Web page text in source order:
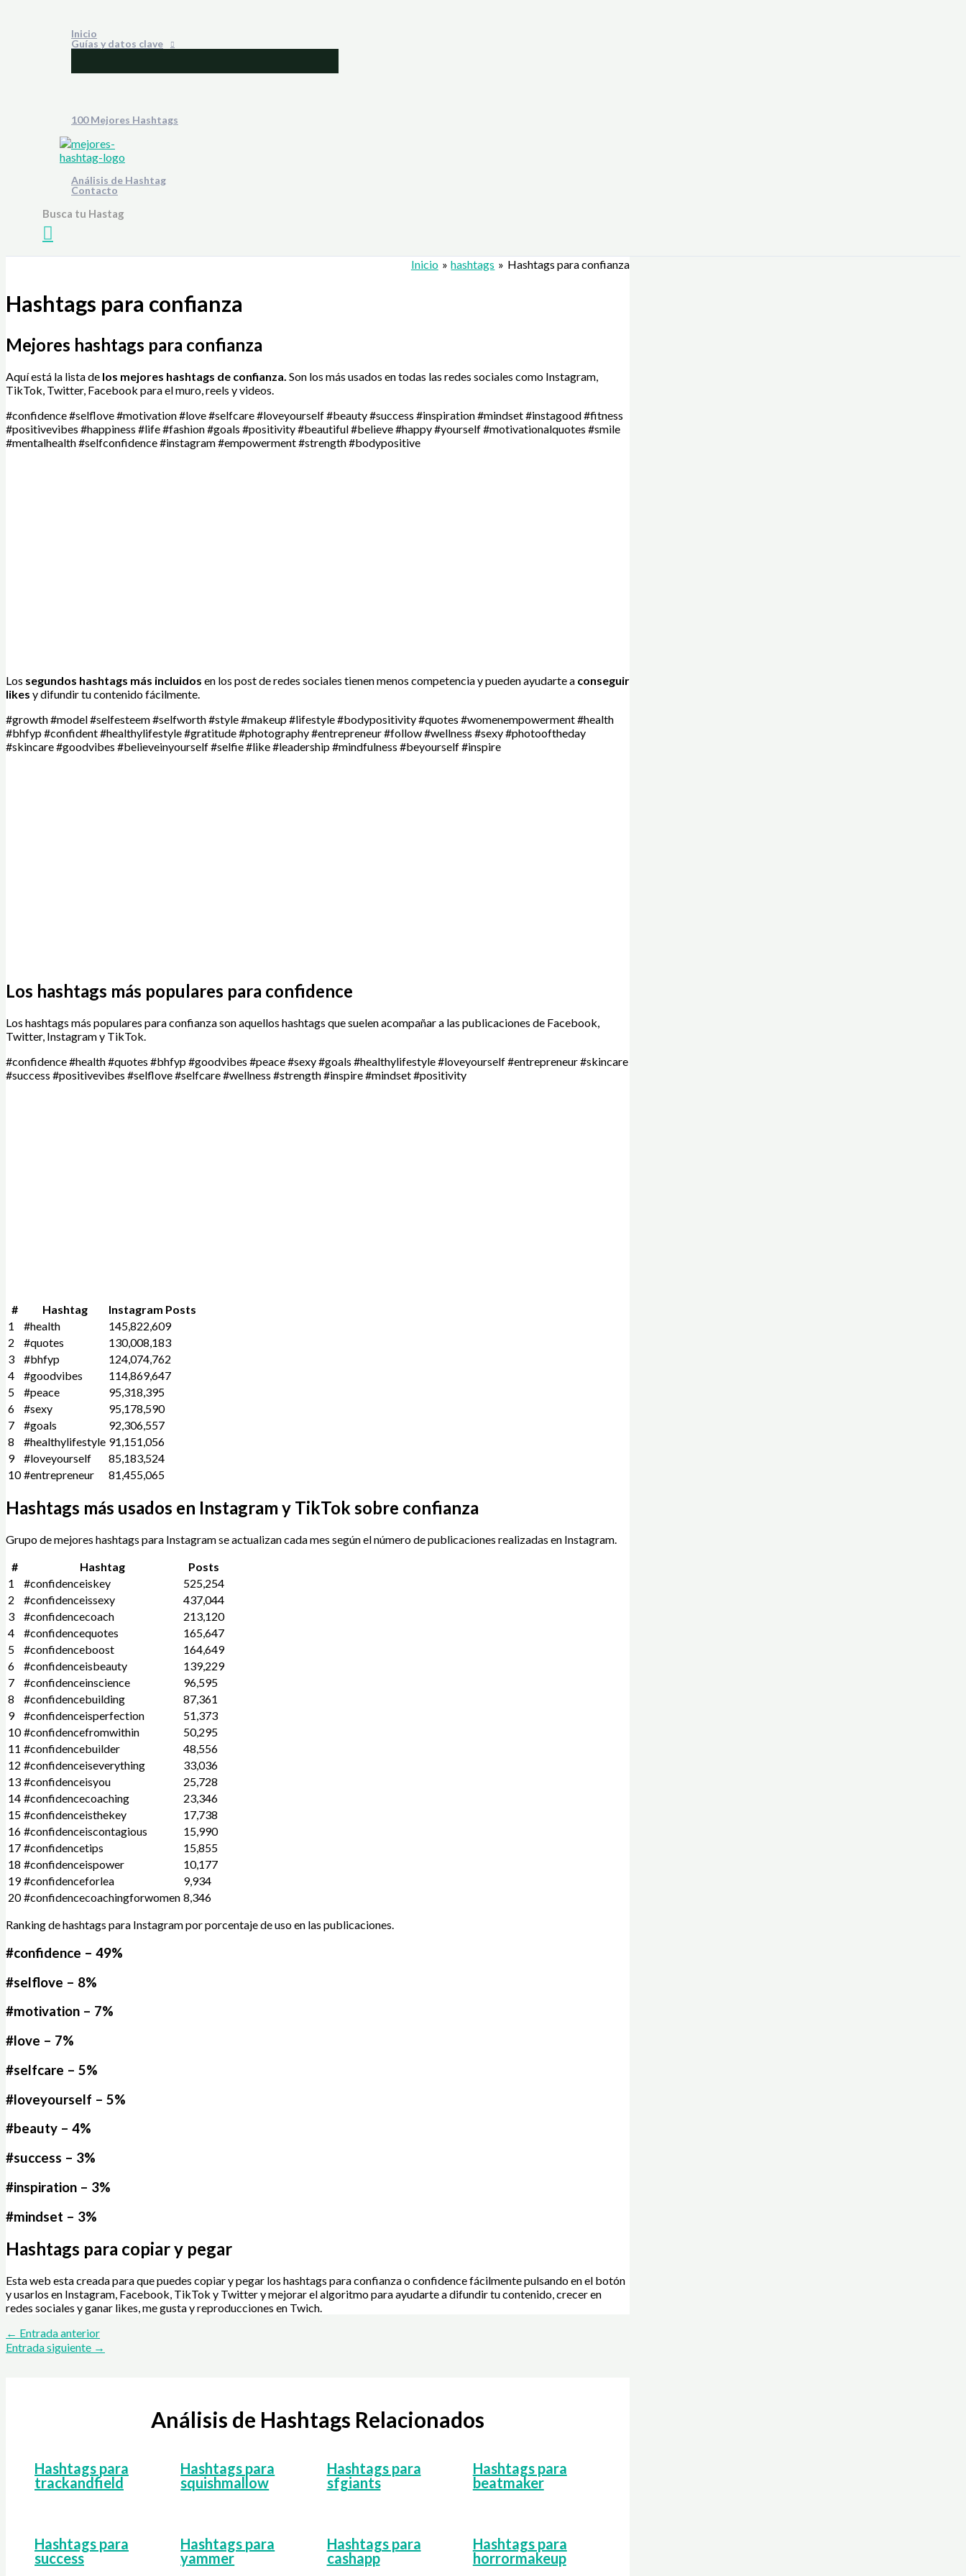
Inicio
Guías y datos clave
100 Mejores Hashtags
Análisis de Hashtag
Contacto
Busca tu Hastag
Buscar
Inicio hashtags Hashtags para confianza
Hashtags para confianza
Mejores hashtags para confianza
Aquí está la lista de los mejores hashtags de confianza. Son los más usados en todas las redes sociales como Instagram,
TikTok, Twitter, Facebook para el muro, reels y videos.
#confidence #selflove #motivation #love #selfcare #loveyourself #beauty #success #inspiration #mindset #instagood #fitness
#positivevibes #happiness #life #fashion #goals #positivity #beautiful #believe #happy #yourself #motivationalquotes #smile
#mentalhealth #selfconfidence #instagram #empowerment #strength #bodypositive
Los segundos hashtags más incluidos en los post de redes sociales tienen menos competencia y pueden ayudarte a conseguir
likes y difundir tu contenido fácilmente.
#growth #model #selfesteem #selfworth #style #makeup #lifestyle #bodypositivity #quotes #womenempowerment #health
#bhfyp #confident #healthylifestyle #gratitude #photography #entrepreneur #follow #wellness #sexy #photooftheday
#skincare #goodvibes #believeinyourself #selfie #like #leadership #mindfulness #beyourself #inspire
Los hashtags más populares para confidence
Los hashtags más populares para confianza son aquellos hashtags que suelen acompañar a las publicaciones de Facebook,
Twitter, Instagram y TikTok.
#confidence #health #quotes #bhfyp #goodvibes #peace #sexy #goals #healthylifestyle #loveyourself #entrepreneur #skincare
#success #positivevibes #selflove #selfcare #wellness #strength #inspire #mindset #positivity
# Hashtag
Instagram Posts
1
#health
145,822,609
2
#quotes
130,008,183
3
#bhfyp
124,074,762
4
#goodvibes
114,869,647
5
#peace
95,318,395
6
#sexy
95,178,590
7
#goals
92,306,557
8
#healthylifestyle 91,151,056
9
#loveyourself
85,183,524
10 #entrepreneur 81,455,065
Hashtags más usados en Instagram y TikTok sobre confianza
Grupo de mejores hashtags para Instagram se actualizan cada mes según el número de publicaciones realizadas en Instagram.
#
Hashtag
Posts
1
#confidenceiskey
525,254
2
#confidenceissexy
437,044
3
#confidencecoach
213,120
4
#confidencequotes
165,647
5
#confidenceboost
164,649
6
#confidenceisbeauty
139,229
7
#confidenceinscience
96,595
8
#confidencebuilding
87,361
9
#confidenceisperfection
51,373
10 #confidencefromwithin
50,295
11 #confidencebuilder
48,556
12 #confidenceiseverything
33,036
13 #confidenceisyou
25,728
14 #confidencecoaching
23,346
15 #confidenceisthekey
17,738
16 #confidenceiscontagious
15,990
17 #confidencetips
15,855
18 #confidenceispower
10,177
19 #confidenceforlea
9,934
20 #confidencecoachingforwomen 8,346
Ranking de hashtags para Instagram por porcentaje de uso en las publicaciones.
#confidence – 49%
#selflove – 8%
#motivation – 7%
#love – 7%
#selfcare – 5%
#loveyourself – 5%
#beauty – 4%
#success – 3%
#inspiration – 3%
#mindset – 3%
Hashtags para copiar y pegar
Esta web esta creada para que puedes copiar y pegar los hashtags para confianza o confidence fácilmente pulsando en el botón
y usarlos en Instagram, Facebook, TikTok y Twitter y mejorar el algoritmo para ayudarte a difundir tu contenido, crecer en
redes sociales y ganar likes, me gusta y reproducciones en Twich.
← Entrada anterior
Entrada siguiente →
Análisis de Hashtags Relacionados
Hashtags para
trackandfield
Hashtags para
squishmallow
Hashtags para
sfgiants
Hashtags para
beatmaker
Hashtags para
success
Hashtags para
yammer
Hashtags para
cashapp
Hashtags para
horrormakeup